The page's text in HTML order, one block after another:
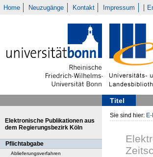
Home Neuzugänge Kontakt Impressum
Titel
Elektronische Publikationen aus
dem Regierungsbezirk Köln
Pflichtabgabe
Ablieferungsverfahren
Sie sind hier: